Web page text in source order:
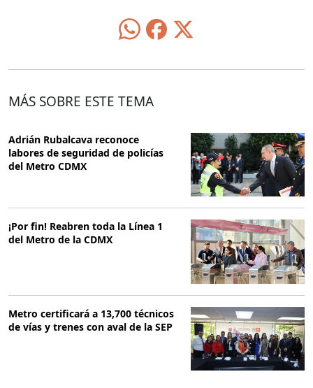
MÁS SOBRE ESTE TEMA
Adrián Rubalcava reconoce
labores de seguridad de policías
del Metro CDMX
¡Por fin! Reabren toda la Línea 1
del Metro de la CDMX
Metro certificará a 13,700 técnicos
de vías y trenes con aval de la SEP